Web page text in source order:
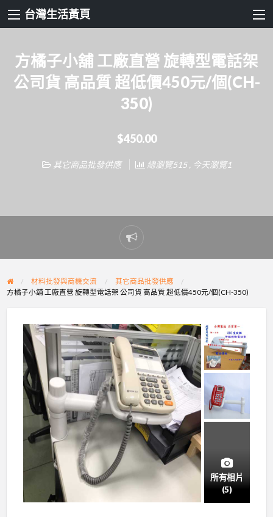
台灣生活黃頁
方橘子小舖 工廠直營 旋轉型電話架
公司貨 高品質 超低價450元/個(CH-
350)
$450.00
其它商品批發供應 總瀏覽515 , 今天瀏覽1
Report
problem
材料批發與商機交流
其它商品批發供應
方橘子小舖 工廠直營 旋轉型電話架 公司貨 高品質 超低價450元/個(CH-350)
所有相片
(5)